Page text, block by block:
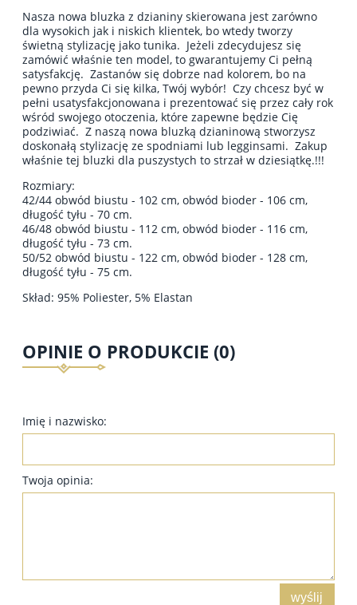
Nasza nowa bluzka z dzianiny skierowana jest zarówno
dla wysokich jak i niskich klientek, bo wtedy tworzy
świetną stylizację jako tunika. Jeżeli zdecydujesz się
zamówić właśnie ten model, to gwarantujemy Ci pełną
satysfakcję. Zastanów się dobrze nad kolorem, bo na
pewno przyda Ci się kilka, Twój wybór! Czy chcesz być w
pełni usatysfakcjonowana i prezentować się przez cały rok
wśród swojego otoczenia, które zapewne będzie Cię
podziwiać. Z naszą nowa bluzką dzianinową stworzysz
doskonałą stylizację ze spodniami lub legginsami. Zakup
właśnie tej bluzki dla puszystych to strzał w dziesiątkę.!!!
Rozmiary:
42/44 obwód biustu - 102 cm, obwód bioder - 106 cm,
długość tyłu - 70 cm.
46/48 obwód biustu - 112 cm, obwód bioder - 116 cm,
długość tyłu - 73 cm.
50/52 obwód biustu - 122 cm, obwód bioder - 128 cm,
długość tyłu - 75 cm.
Skład: 95% Poliester, 5% Elastan
OPINIE O PRODUKCIE (0)
Imię i nazwisko:
Twoja opinia:
wyślij